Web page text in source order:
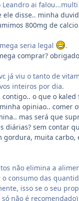
ai falou...multi
ele disse.. minha
800mg de
seria legal
.
comprar?
já viu o tanto de
inteiros por dia.
o que o
opiniao.. comer
mas será que
diárias? sem contar
gordura, muita carbo,
não elimina a
consumo das
isso se o seu
não é